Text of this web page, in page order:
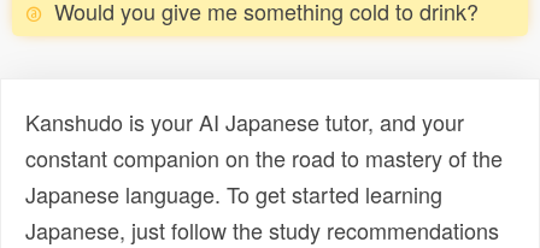
Would you give me something cold to drink?
Kanshudo is your AI Japanese tutor, and your
constant companion on the road to mastery of the
Japanese language. To get started learning
Japanese, just follow the study recommendations